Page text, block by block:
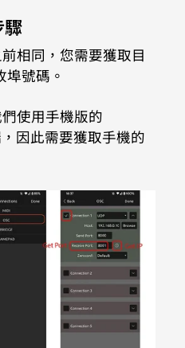
相同，您需要獲取目
號碼。
使用手機版的
因此需要獲取手機的